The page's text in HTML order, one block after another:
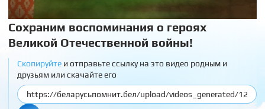
Сохраним воспоминания о героях
Великой Отечественной войны!
Скопируйтеи отправьте ссылку на это видео родным и
друзьям или скачайте его